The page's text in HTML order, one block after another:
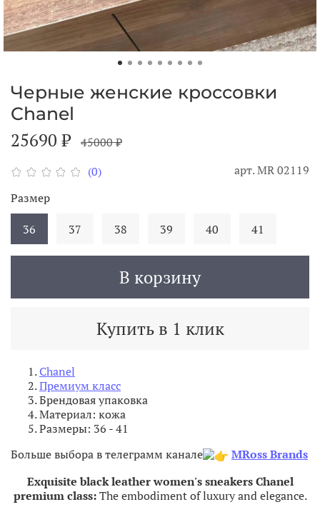
(0) арт.MR 02119
Черные женские кроссовки
Chanel
25690 ₽ 45000 ₽
В корзину
Купить в 1 клик
Размер
36
37 38 39 40 41
Chanel
Премиум класс
Брендовая упаковка
Материал: кожа
Размеры: 36 - 41
Больше выбора в телеграмм канале
MRoss Brands
Exquisite black leather women's sneakers Chanel
premium class:The embodiment of luxury and elegance.